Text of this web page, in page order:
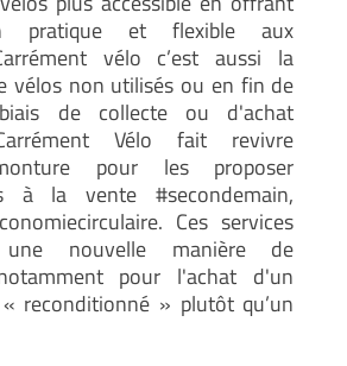
pratique et flexible aux
vélo c’est aussi la
vélos non utilisés ou en fin de
de collecte ou d'achat
Vélo fait revivre
pour les proposer
à la vente #secondemain,
Ces services
une nouvelle manière de
pour l'achat d'un
reconditionné » plutôt qu’un